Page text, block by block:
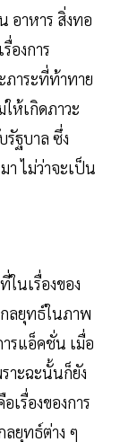
อาหาร สิ่งทอ
องการ
ภาระที่ท้าทาย
ห้เกิดภาวะ
ฐบาล ซึ่ง
า ไม่ว่าจะเป็น
ในเรื่องของ
กลยุทธ์ในภาพ
รแอ็คชั่น เมื่อ
าะฉะนั้นก็ยัง
เรื่องของการ
ลยุทธ์ต่าง ๆ